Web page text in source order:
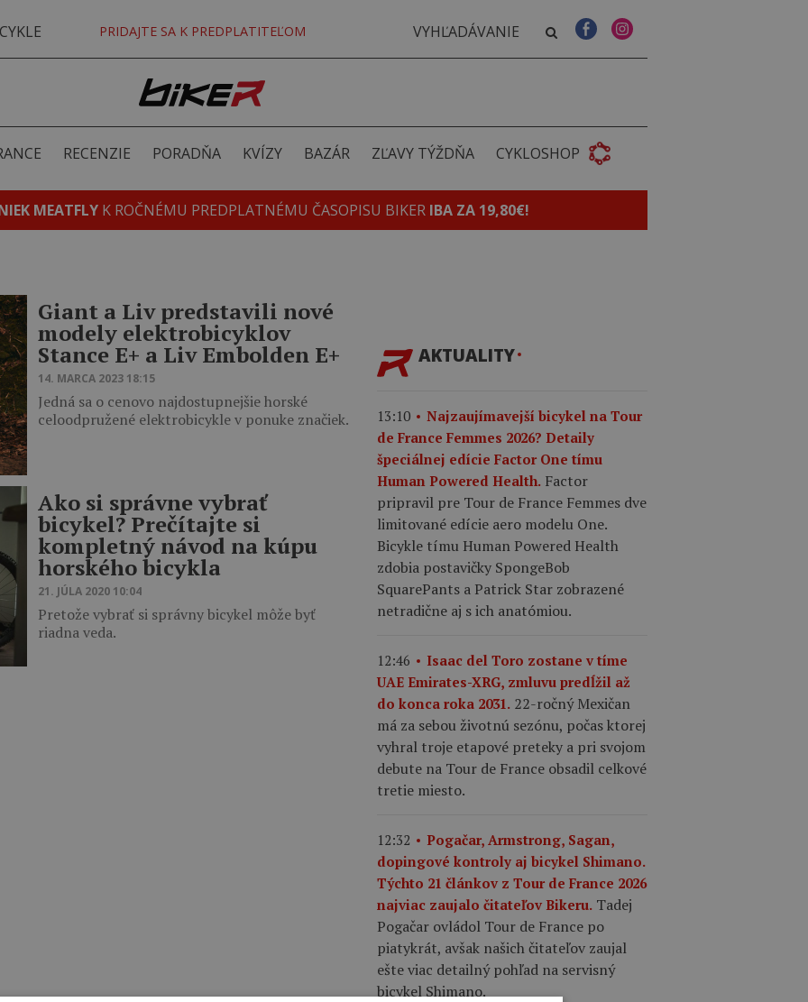
PRIDAJTE SA K PREDPLATITEĽOM
RECENZIE PORADŇA KVÍZY BAZÁR ZĽAVY TÝŽDŇA CYKLOSHOP
MEATFLY K ROČNÉMU PREDPLATNÉMU ČASOPISU BIKER IBA ZA 19,80€!
Giant a Liv predstavili nové
modely elektrobicyklov
Stance E+ a Liv Embolden E+
14. MARCA 2023 18:15
Jedná sa o cenovo najdostupnejšie horské
celoodpružené elektrobicykle v ponuke značiek.
Ako si správne vybrať
bicykel? Prečítajte si
kompletný návod na kúpu
horského bicykla
21. JÚLA 2020 10:04
Pretože vybrať si správny bicykel môže byť
riadna veda.
AKTUALITY
13:10
Najzaujímavejší bicykel na Tour
de France Femmes 2026? Detaily
špeciálnej edície Factor One tímu
Human Powered Health. Factor
pripravil pre Tour de France Femmes dve
limitované edície aero modelu One.
Bicykle tímu Human Powered Health
zdobia postavičky SpongeBob
SquarePants a Patrick Star zobrazené
netradične aj s ich anatómiou.
12:46
Isaac del Toro zostane v tíme
UAE Emirates-XRG, zmluvu predĺžil až
do konca roka 2031. 22-ročný Mexičan
má za sebou životnú sezónu, počas ktorej
vyhral troje etapové preteky a pri svojom
debute na Tour de France obsadil celkové
tretie miesto.
12:32
Pogačar, Armstrong, Sagan,
dopingové kontroly aj bicykel Shimano.
Týchto 21 článkov z Tour de France 2026
najviac zaujalo čitateľov Bikeru. Tadej
Pogačar ovládol Tour de France po
piatykrát, avšak našich čitateľov zaujal
ešte viac detailný pohľad na servisný
bicykel Shimano.